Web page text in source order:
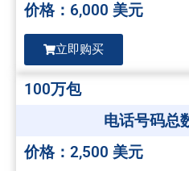
价格：6,000 美元
立即购买
100万包
电话号码总
价格：2,500 美元